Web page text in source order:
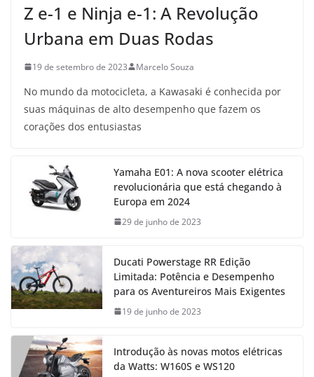
Z e-1 e Ninja e-1: A Revolução
Urbana em Duas Rodas
19 de setembro de 2023 Marcelo Souza
No mundo da motocicleta, a Kawasaki é conhecida por
suas máquinas de alto desempenho que fazem os
corações dos entusiastas
Yamaha E01: A nova scooter elétrica
revolucionária que está chegando à
Europa em 2024
29 de junho de 2023
Ducati Powerstage RR Edição
Limitada: Potência e Desempenho
para os Aventureiros Mais Exigentes
19 de junho de 2023
Introdução às novas motos elétricas
da Watts: W160S e WS120